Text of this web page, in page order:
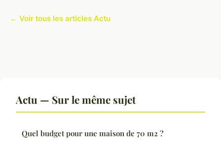
← Voir tous les articles Actu
Actu — Sur le même sujet
Quel budget pour une maison de 70 m2 ?